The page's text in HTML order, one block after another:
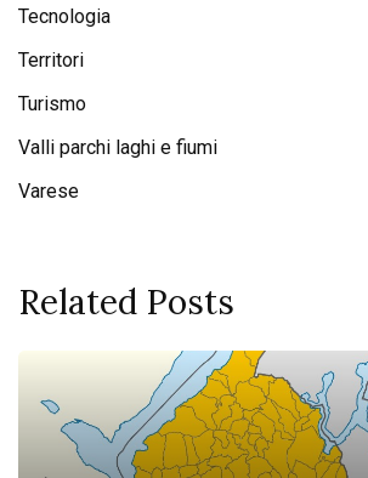
Tecnologia
Territori
Turismo
Valli parchi laghi e fiumi
Varese
Related Posts